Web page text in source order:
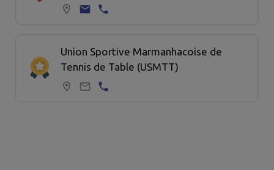
Union Sportive Marmanhacoise de
Tennis de Table (USMTT)